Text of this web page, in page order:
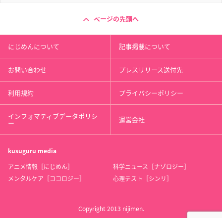
ページの先頭へ
にじめんについて 記事掲載について
お問い合わせ プレスリリース送付先
利用規約 プライバシーポリシー
インフォマティブデータポリシ
ー 運営会社
kusuguru media
アニメ情報［にじめん］
科学ニュース［ナゾロジー］
メンタルケア［ココロジー］
心理テスト［シンリ］
Copyright 2013 nijimen.